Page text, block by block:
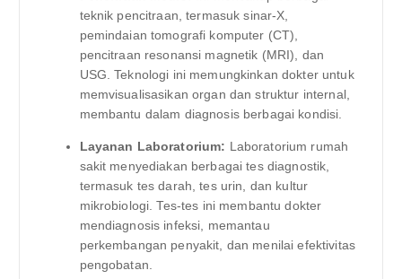
teknik pencitraan, termasuk sinar-X,
pemindaian tomografi komputer (CT),
pencitraan resonansi magnetik (MRI), dan
USG. Teknologi ini memungkinkan dokter untuk
memvisualisasikan organ dan struktur internal,
membantu dalam diagnosis berbagai kondisi.
Layanan Laboratorium: Laboratorium rumah
sakit menyediakan berbagai tes diagnostik,
termasuk tes darah, tes urin, dan kultur
mikrobiologi. Tes-tes ini membantu dokter
mendiagnosis infeksi, memantau
perkembangan penyakit, dan menilai efektivitas
pengobatan.